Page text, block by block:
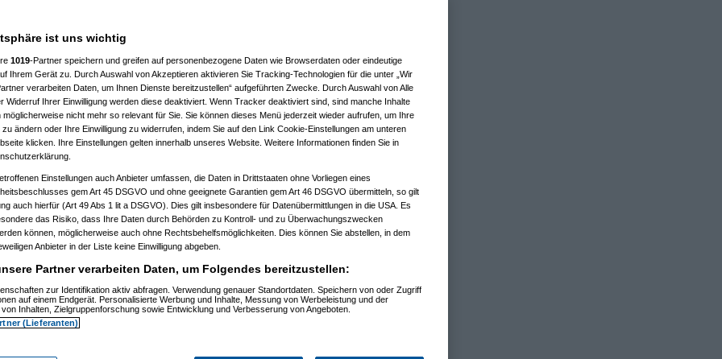
10:59:10)
14:09:38)
18:11:13)
18:38:09)
am 26.08.2012, 18:58:27)
ist uns wichtig
1019-Partner speichern und greifen auf personenbezogene Daten wie Browserdaten oder eindeutige
Ihrem Gerät zu. Durch Auswahl von Akzeptieren aktivieren Sie Tracking-Technologien für die unter „Wir
verarbeiten Daten, um Ihnen Dienste bereitzustellen“ aufgeführten Zwecke. Durch Auswahl von Alle
Widerruf Ihrer Einwilligung werden diese deaktiviert. Wenn Tracker deaktiviert sind, sind manche Inhalte
möglicherweise nicht mehr so relevant für Sie. Sie können dieses Menü jederzeit wieder aufrufen, um Ihre
zu ändern oder Ihre Einwilligung zu widerrufen, indem Sie auf den Link Cookie-Einstellungen am unteren
klicken. Ihre Einstellungen gelten innerhalb unseres Website. Weitere Informationen finden Sie in
Einstellungen auch Anbieter umfassen, die Daten in Drittstaaten ohne Vorliegen eines
gem Art 45 DSGVO und ohne geeignete Garantien gem Art 46 DSGVO übermitteln, so gilt
auch hierfür (Art 49 Abs 1 lit a DSGVO). Dies gilt insbesondere für Datenübermittlungen in die USA. Es
das Risiko, dass Ihre Daten durch Behörden zu Kontroll- und zu Überwachungszwecken
können, möglicherweise auch ohne Rechtsbehelfsmöglichkeiten. Dies können Sie abstellen, in dem
Anbieter in der Liste keine Einwilligung abgeben.
Partner verarbeiten Daten, um Folgendes bereitzustellen:
zur Identifikation aktiv abfragen. Verwendung genauer Standortdaten. Speichern von oder Zugriff
auf einem Endgerät. Personalisierte Werbung und Inhalte, Messung von Werbeleistung und der
Inhalten, Zielgruppenforschung sowie Entwicklung und Verbesserung von Angeboten.
(Lieferanten)